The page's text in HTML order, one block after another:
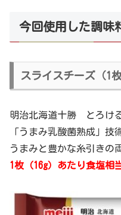
今回使用した調味
スライスチーズ（1
明治北海道十勝 とろけ
「うまみ乳酸菌熟成」技
うまみと豊かな糸引きの
1枚（16g）あたり食塩相